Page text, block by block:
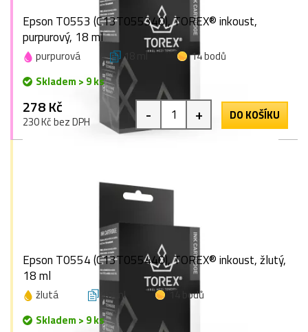
Epson T0553 (C13T055340), TOREX® inkoust,
purpurový, 18 ml
purpurová 18 ml
14 bodů
Skladem > 9 ks
278 Kč
230 Kč bez DPH - + DO KOŠÍKU
Epson T0554 (C13T055440), TOREX® inkoust, žlutý,
18 ml
žlutá 18 ml
14 bodů
Skladem > 9 ks